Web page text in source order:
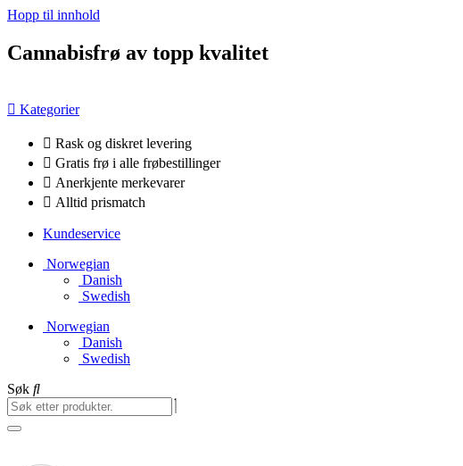
Hopp til innhold
Cannabisfrø av topp kvalitet
Kategorier
Rask og diskret levering
Gratis frø i alle frøbestillinger
Anerkjente merkevarer
Alltid prismatch
Kundeservice
Norwegian
Danish
Swedish
Norwegian
Danish
Swedish
Søk